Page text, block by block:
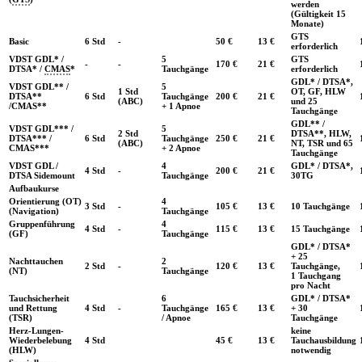
werden
(Gültigkeit 15
Monate)
Basic
6 Std - 50 € 13 €
GTS
erforderlich
VDST GDL* /
DTSA* / CMAS* - -
5
Tauchgänge
170 € 21 €
GTS
erforderlich
VDST GDL** /
DTSA**
/CMAS**
6 Std
1 Std
(ABC)
5
Tauchgänge
+ 1 Apnoe
200 € 21 €
GDL* / DTSA*,
OT, GF, HLW
und 25
Tauchgänge
VDST GDL*** /
DTSA*** /
CMAS***
6 Std
2 Std
(ABC)
5
Tauchgänge
+ 2 Apnoe
250 € 21 €
GDL** /
DTSA**, HLW,
NT, TSR und 65
Tauchgänge
VDST GDL /
DTSA Sidemount
4 Std -
4
Tauchgänge
200 € 21 €
GDL* / DTSA*,
30TG
Aufbaukurse
Orientierung (OT)
(Navigation)
3 Std -
4
Tauchgänge
105 € 13 € 10 Tauchgänge
Gruppenführung
(GF)
4 Std -
4
Tauchgänge
115 € 13 € 15 Tauchgänge
Nachttauchen
(NT)
2 Std -
2
Tauchgänge
120 € 13 €
GDL* / DTSA*
+ 25
Tauchgänge,
1 Tauchgang
pro Nacht
Tauchsicherheit
und Rettung
(TSR)
4 Std -
6
Tauchgänge
/ Apnoe
165 € 13 €
GDL* / DTSA*
+ 30
Tauchgänge
Herz-Lungen-
Wiederbelebung
(HLW)
4 Std 45 € 13 €
keine
Tauchausbildung
notwendig